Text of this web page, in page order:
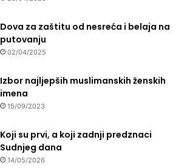
Dova za zaštitu od nesreća i belaja na
putovanju
02/04/2025
Izbor najljepših muslimanskih ženskih
imena
15/09/2023
Koji su prvi, a koji zadnji predznaci
Sudnjeg dana
14/05/2026